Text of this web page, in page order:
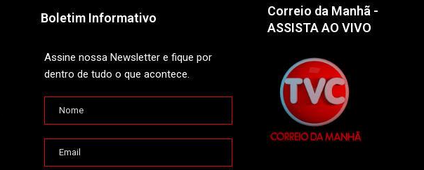
Boletim Informativo
Assine nossa Newsletter e fique por
dentro de tudo o que acontece.
Correio da Manhã -
ASSISTA AO VIVO